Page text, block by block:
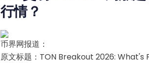
行情？
币界网报道：
原文标题：TON Breakout 2026: